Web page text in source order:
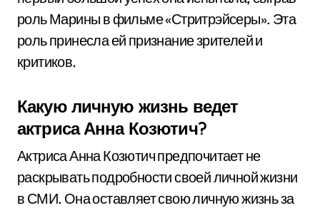
роль Марины в фильме «Стритрэйсеры». Эта
роль принесла ей признание зрителей и
критиков.
Какую личную жизнь ведет
актриса Анна Козютич?
Актриса Анна Козютич предпочитает не
раскрывать подробности своей личной жизни
в СМИ. Она оставляет свою личную жизнь за